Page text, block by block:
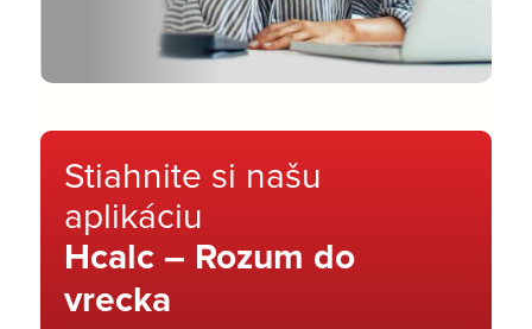
Stiahnite si našu
aplikáciu
Hcalc – Rozum do
vrecka